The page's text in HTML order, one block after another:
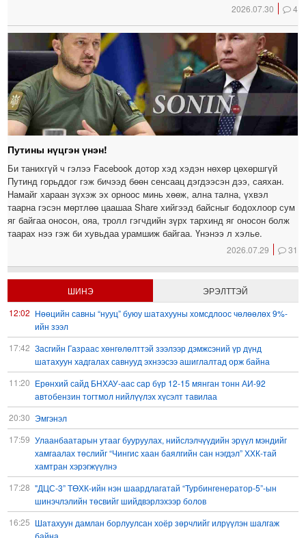
2026.07.30 4
Путины нүцгэн үнэн!
Би танихгүй ч гэлээ Facebook дотор хэд хэдэн нөхөр цөхөршгүй
Путинд горьддог гэж бичээд бөөн сенсаац дэгдээсэн дээ, саяхан.
Намайг хараан зүхэж эх орноос минь хөөж, ална тална, үхвэл
таарна гэсэн мөртлөө цаашаа Share хийгээд байсныг бодохлоор сум
яг байгаа оносон, ояа, тролл гэгчдийн зүрх тархинд яг оносон болж
таарах нээ гэж би хувьдаа урамшиж байгаа. Үнэнээ л хэлье.
2026.07.29 31
ШИНЭ
ЭРЭЛТТЭЙ
12:02 Нөөцийн савны “нууц” буюу шатахууны хомсдлоос чөлөөлөх 9%-
ийн зээл
17:42 Засгийн Газраас хөнгөлөлттэй зээлээр дэмжсэний үр дүнд
шатахуун хадгалах савнууд эхнээсээ ашиглалтад орж байна
11:20 Ерөнхий сайд БНХАУ-аас сар бүр 12-15 мянган тонн АИ-92
автобензин тогтмол нийлүүлэх хүсэлт тавилаа
20:30 Эмгэнэл
17:59 Улаанбаатарын утааг бууруулах, нийслэлчүүдийн эрүүл мэндийг
хамгаалах төслийг “Чингис хаан баялгийн сан нэгдэл” ХХК-тай
хамтран хэрэгжүүлнэ
17:28 "ДЦС-3” ТӨХК-ийн нэн шаардлагатай “Турбингенератор-5”-ын
шинэчлэлийн төсвийг шийдвэрлэхээр болов
16:25 Шатахуун дамлан борлуулсан хоёр зөрчлийг илрүүлэн шалгаж